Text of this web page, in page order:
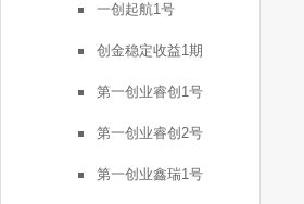
一创起航1号
创金稳定收益1期
第一创业睿创1号
第一创业睿创2号
第一创业鑫瑞1号